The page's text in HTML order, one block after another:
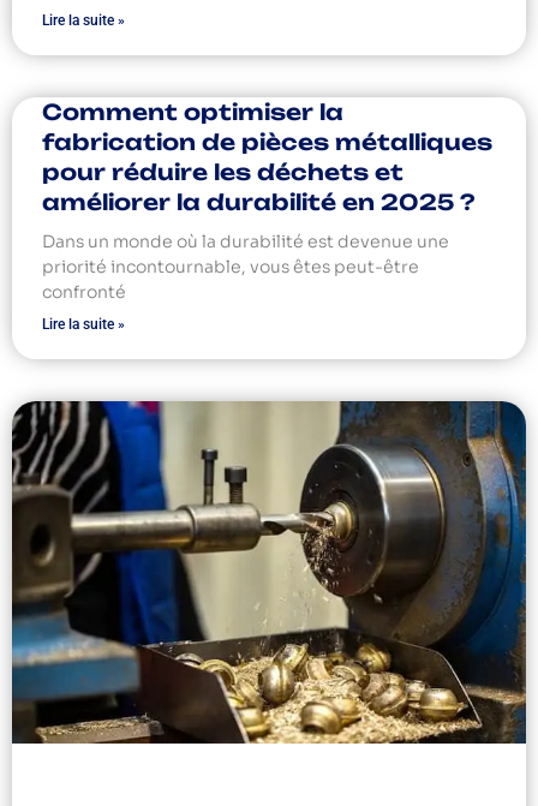
Lire la suite »
Comment optimiser la
fabrication de pièces métalliques
pour réduire les déchets et
améliorer la durabilité en 2025 ?
Dans un monde où la durabilité est devenue une
priorité incontournable, vous êtes peut-être
confronté
Lire la suite »